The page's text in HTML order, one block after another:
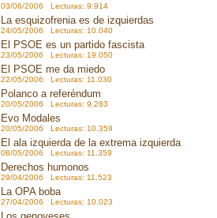
03/06/2006 Lecturas: 9.914
La esquizofrenia es de izquierdas
24/05/2006 Lecturas: 10.040
El PSOE es un partido fascista
23/05/2006 Lecturas: 19.050
El PSOE me da miedo
22/05/2006 Lecturas: 11.030
Polanco a referéndum
20/05/2006 Lecturas: 9.283
Evo Modales
20/05/2006 Lecturas: 10.359
El ala izquierda de la extrema izquierda
08/05/2006 Lecturas: 11.359
Derechos humonos
29/04/2006 Lecturas: 11.523
La OPA boba
27/04/2006 Lecturas: 10.023